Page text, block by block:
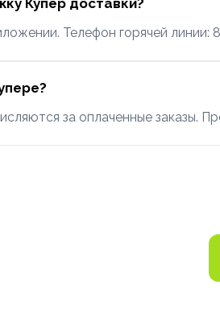
Купер доставки?
Телефон горячей линии:
за оплаченные заказы.